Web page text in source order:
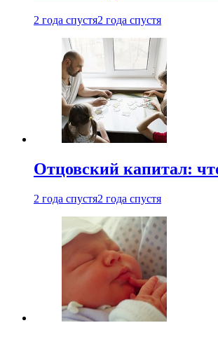
2 года спустя2 года спустя
Отцовский капитал:
2 года спустя2 года спустя